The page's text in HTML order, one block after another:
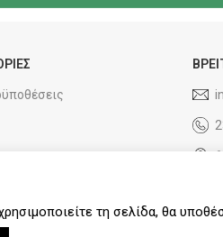
& Cookies
τη σελίδα, θα